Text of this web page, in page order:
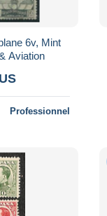
6v, Mint
Aviation
Professionnel